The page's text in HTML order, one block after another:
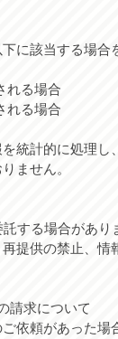
に該当する場合
れる場合
れる場合
統計的に処理
ません。
する場合があ
提供の禁止、
請求について
依頼があった